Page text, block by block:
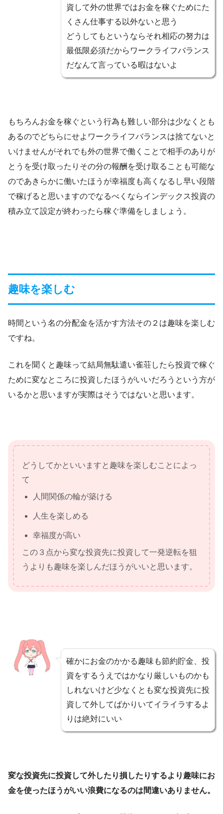
資して外の世界ではお金を稼ぐためにた
くさん仕事する以外ないと思う
どうしてもというならそれ相応の努力は
最低限必須だからワークライフバランス
だなんて言っている暇はないよ
もちろんお金を稼ぐという行為も難しい部分は少なくとも
あるのでどちらにせよワークライフバランスは捨てないと
いけませんがそれでも外の世界で働くことで相手のありが
とうを受け取ったりその分の報酬を受け取ることも可能な
のであきらかに働いたほうが幸福度も高くなるし早い段階
で稼げると思いますのでなるべくならインデックス投資の
積み立て設定が終わったら稼ぐ準備をしましょう。
趣味を楽しむ
時間という名の分配金を活かす方法その２は趣味を楽しむ
ですね。
これを聞くと趣味って結局無駄遣い雀荘したら投資で稼ぐ
ために変なところに投資したほうがいいだろうという方が
いるかと思いますが実際はそうではないと思います。
どうしてかといいますと趣味を楽しむことによっ
て
人間関係の輪が築ける
人生を楽しめる
幸福度が高い
この３点から変な投資先に投資して一発逆転を狙
うよりも趣味を楽しんだほうがいいと思います。
確かにお金のかかる趣味も節約貯金、投
資をするうえではかなり厳しいものかも
しれないけど少なくとも変な投資先に投
資して外してばかりいてイライラするよ
りは絶対にいい
変な投資先に投資して外したり損したりするより趣味にお
金を使ったほうがいい浪費になるのは間違いありません。